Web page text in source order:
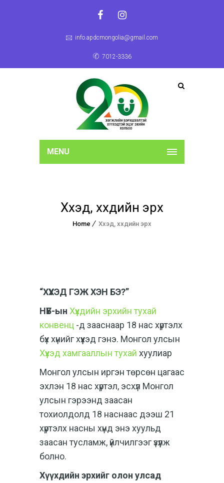
info.apdcmongolia@gmail.com
7012-3336
MENU
Хүүхэд, хүүхдийн эрх
Home Хүүхэд, хүүхдийн эрх
“ХҮҮХЭД ГЭЖ ХЭН БЭ?”
НҮБ-ын Хүүхдийн эрхийн тухай
конвенц -д зааснаар 18 нас хүртэлх
бүх хүнийг хүүхэд гэнэ. Монгол улсын
Хүүхэд хамгааллын тухай хуулиар
Монгол улсын иргэн төрсөн цагаас
эхлэн 18 нас хүртэл, эсхүл Монгол
улсын гэрээнд заасан
тохиолдолд 18 наснаас дээш 21
хүртэлх насны хүнд энэ хуульд
заасан тусламж, үйлчилгээг үзүүлж
болно.
Хүүхдийн эрхийг олон улсад